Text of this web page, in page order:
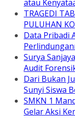
atau
TRAGEDI
PULUHAN
Data Pribadi
Surya
Audit
Dari Bukan
Sunyi Siswa
SMKN 1
Gelar Aksi